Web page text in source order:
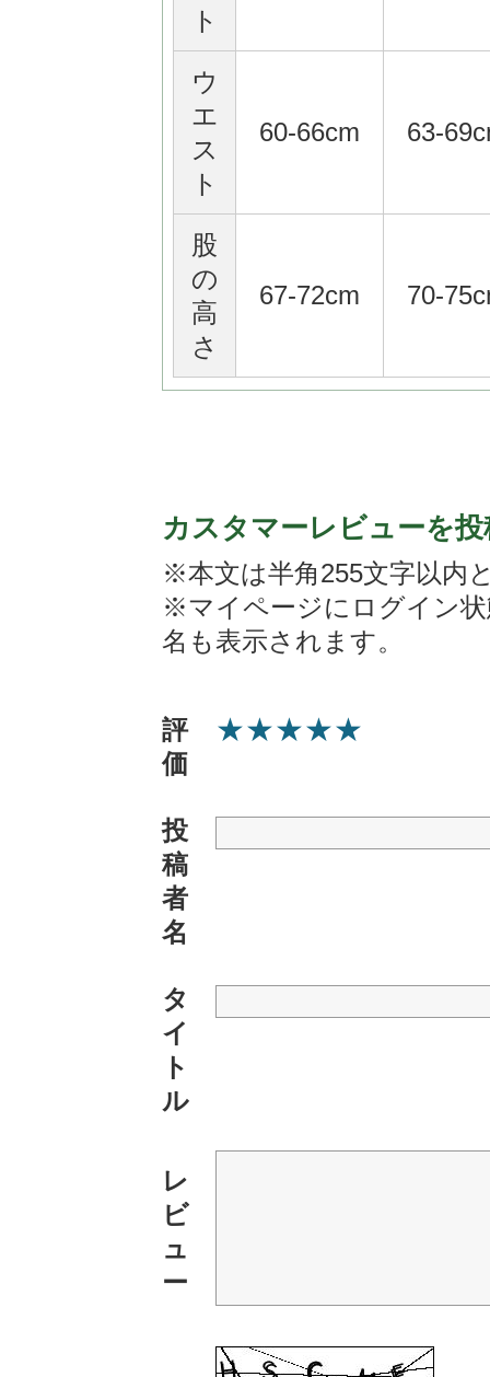
ト
ウ
エ
ス
ト
60-66cm 63-
股
の
高
さ
67-72cm 70-
カスタマーレビューを
※本文は半角255文字以内
※マイページにログイン
名も表示されます。
評
価
★★★★★
投
稿
者
名
タ
イ
ト
ル
レ
ビ
ュ
ー